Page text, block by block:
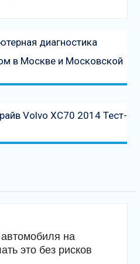
диагностика
в Москве и Московской
Volvo XC70 2014 Тест-
на
это без рисков